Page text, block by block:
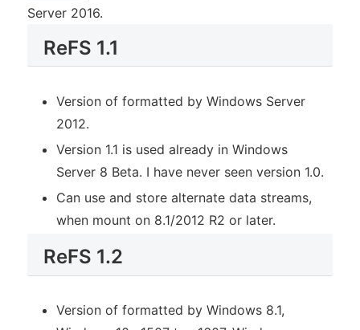
Server 2016.
ReFS 1.1
Version of formatted by Windows Server
2012.
Version 1.1 is used already in Windows
Server 8 Beta. I have never seen version 1.0.
Can use and store alternate data streams,
when mount on 8.1/2012 R2 or later.
ReFS 1.2
Version of formatted by Windows 8.1,